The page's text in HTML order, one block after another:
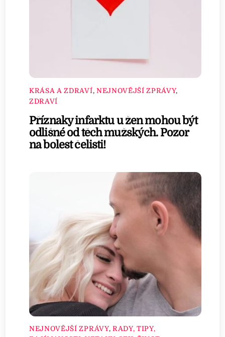
KRÁSA A ZDRAVÍ, NEJNOVĚJŠÍ ZPRÁVY,
ZDRAVÍ
Příznaky infarktu u žen mohou být
odlišné od těch mužských. Pozor
na bolest čelisti!
NEJNOVĚJŠÍ ZPRÁVY, RADY, TIPY,